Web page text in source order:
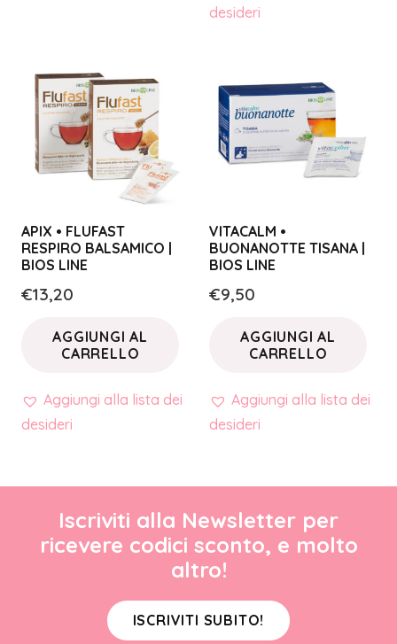
desideri
APIX • FLUFAST
RESPIRO BALSAMICO |
BIOS LINE
€13,20
AGGIUNGI AL
CARRELLO
Aggiungi alla lista dei
desideri
VITACALM •
BUONANOTTE TISANA |
BIOS LINE
€9,50
AGGIUNGI AL
CARRELLO
Aggiungi alla lista dei
desideri
Iscriviti alla Newsletter per
ricevere codici sconto, e molto
altro!
ISCRIVITI SUBITO!